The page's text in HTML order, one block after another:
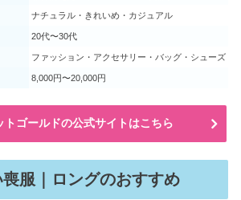
ナチュラル・きれいめ・カジュアル
20代〜30代
ファッション・アクセサリー・バッグ・シューズ
8,000円〜20,000円
トゴールドの公式サイトはこちら
服｜ロングのおすすめ